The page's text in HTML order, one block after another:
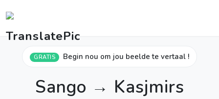
GRATIS Begin nou om jou beelde te vertaal !
Sango → Kasjmirs